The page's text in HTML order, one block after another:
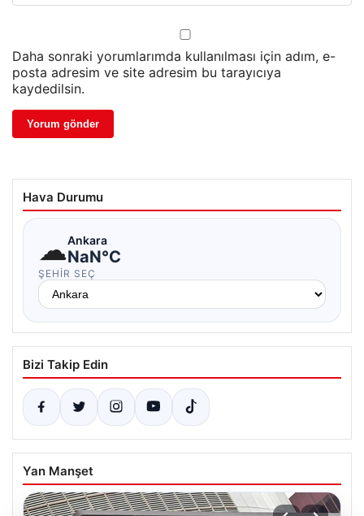
Daha sonraki yorumlarımda kullanılması için adım, e-
posta adresim ve site adresim bu tarayıcıya
kaydedilsin.
Hava Durumu
☁Ankara
NaN°C
ŞEHIR SEÇ
Bizi Takip Edin
Yan Manşet